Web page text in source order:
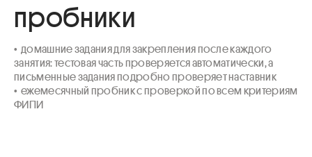
пробники
•  домашние задания для закрепления после каждого
занятия: тестовая часть проверяется автоматически, а
письменные задания подробно проверяет наставник
•  ежемесячный пробник с проверкой по всем критериям
ФИПИ